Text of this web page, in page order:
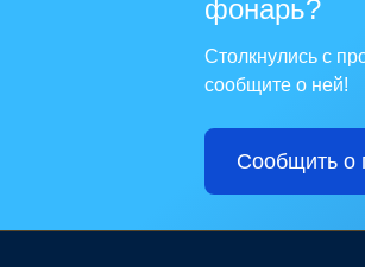
фонарь?
Столкнулись с
сообщите о ней!
Сообщить о